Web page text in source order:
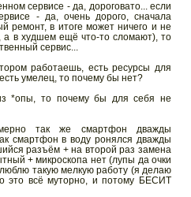
сервисе - да, дороговато... если
- да, очень дорого, сначала
ремонт, в итоге может ничего и не
а в худшем ещё что-то сломают), то
сервис...
работаешь, есть ресурсы для
умелец, то почему бы нет?
*опы, то почему бы для себя не
так же смартфон дважды
смартфон в воду ронялся дважды
разъём + на второй раз замена
+ микроскопа нет (лупы да очки
такую мелкую работу (я делаю
это всё муторно, и потому БЕСИТ